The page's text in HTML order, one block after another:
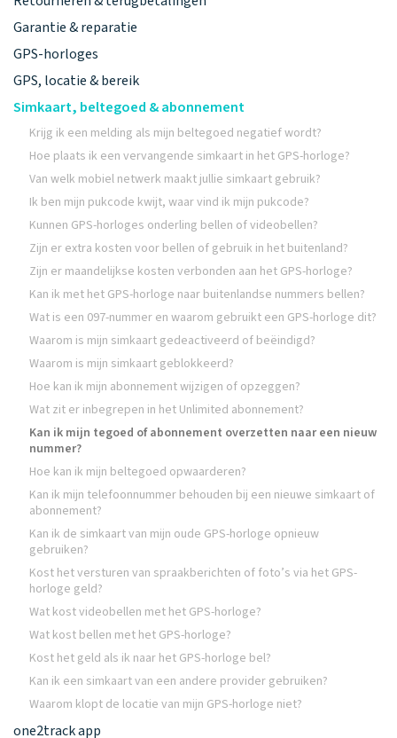
Garantie & reparatie
GPS-horloges
GPS, locatie & bereik
Simkaart, beltegoed & abonnement
Krijg ik een melding als mijn beltegoed negatief wordt?
Hoe plaats ik een vervangende simkaart in het GPS-horloge?
Van welk mobiel netwerk maakt jullie simkaart gebruik?
Ik ben mijn pukcode kwijt, waar vind ik mijn pukcode?
Kunnen GPS-horloges onderling bellen of videobellen?
Zijn er extra kosten voor bellen of gebruik in het buitenland?
Zijn er maandelijkse kosten verbonden aan het GPS-horloge?
Kan ik met het GPS-horloge naar buitenlandse nummers bellen?
Wat is een 097-nummer en waarom gebruikt een GPS-horloge dit?
Waarom is mijn simkaart gedeactiveerd of beëindigd?
Waarom is mijn simkaart geblokkeerd?
Hoe kan ik mijn abonnement wijzigen of opzeggen?
Wat zit er inbegrepen in het Unlimited abonnement?
Kan ik mijn tegoed of abonnement overzetten naar een nieuw
nummer?
Hoe kan ik mijn beltegoed opwaarderen?
Kan ik mijn telefoonnummer behouden bij een nieuwe simkaart of
abonnement?
Kan ik de simkaart van mijn oude GPS-horloge opnieuw
gebruiken?
Kost het versturen van spraakberichten of foto’s via het GPS-
horloge geld?
Wat kost videobellen met het GPS-horloge?
Wat kost bellen met het GPS-horloge?
Kost het geld als ik naar het GPS-horloge bel?
Kan ik een simkaart van een andere provider gebruiken?
Waarom klopt de locatie van mijn GPS-horloge niet?
one2track app